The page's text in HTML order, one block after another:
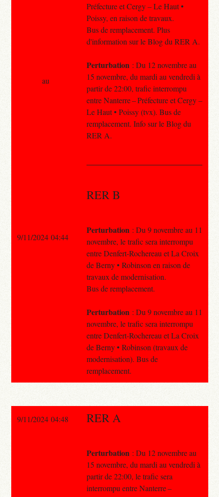
Préfecture et Cergy – Le Haut •
Poissy, en raison de travaux.
Bus de remplacement. Plus
d'information sur le Blog du RER A.
Perturbation : Du 12 novembre au
15 novembre, du mardi au vendredi à
partir de 22:00, trafic interrompu
entre Nanterre – Préfecture et Cergy –
Le Haut • Poissy (tvx). Bus de
remplacement. Info sur le Blog du
RER A.
RER B
Perturbation : Du 9 novembre au 11
novembre, le trafic sera interrompu
entre Denfert-Rochereau et La Croix
de Berny • Robinson en raison de
travaux de modernisation.
Bus de remplacement.
Perturbation : Du 9 novembre au 11
novembre, le trafic sera interrompu
entre Denfert-Rochereau et La Croix
de Berny • Robinson (travaux de
modernisation). Bus de
remplacement.
au
9/11/2024 04:44
9/11/2024 04:48 RER A
Perturbation : Du 12 novembre au
15 novembre, du mardi au vendredi à
partir de 22:00, le trafic sera
interrompu entre Nanterre –